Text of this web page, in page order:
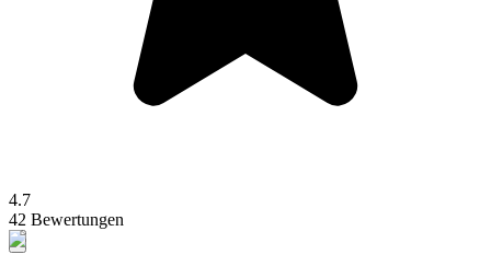
4.7
42 Bewertungen